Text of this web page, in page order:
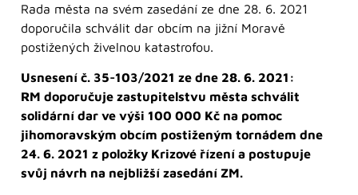
Rada města na svém zasedání ze dne 28. 6. 2021
doporučila schválit dar obcím na jižní Moravě
postižených živelnou katastrofou.
Usnesení č. 35-103/2021 ze dne 28. 6. 2021:
RM doporučuje zastupitelstvu města schválit
solidární dar ve výši 100 000 Kč na pomoc
jihomoravským obcím postiženým tornádem dne
24. 6. 2021 z položky Krizové řízení a postupuje
svůj návrh na nejbližší zasedání ZM.